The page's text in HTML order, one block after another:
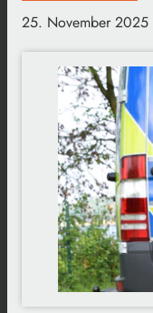
25. November 2025